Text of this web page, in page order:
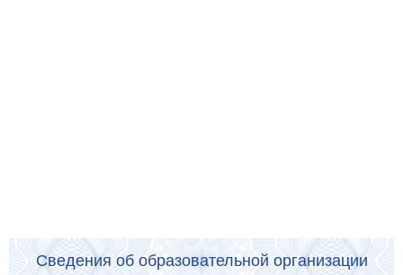
Сведения об образовательной организации